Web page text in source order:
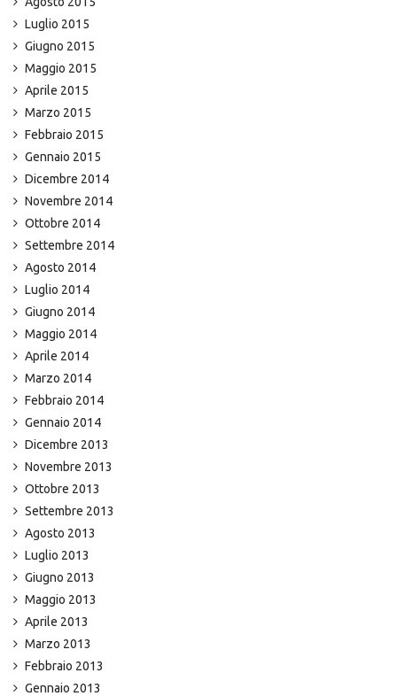
Luglio 2015
Giugno 2015
Maggio 2015
Aprile 2015
Marzo 2015
Febbraio 2015
Gennaio 2015
Dicembre 2014
Novembre 2014
Ottobre 2014
Settembre 2014
Agosto 2014
Luglio 2014
Giugno 2014
Maggio 2014
Aprile 2014
Marzo 2014
Febbraio 2014
Gennaio 2014
Dicembre 2013
Novembre 2013
Ottobre 2013
Settembre 2013
Agosto 2013
Luglio 2013
Giugno 2013
Maggio 2013
Aprile 2013
Marzo 2013
Febbraio 2013
Gennaio 2013